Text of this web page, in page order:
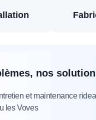
nos
et maintenance
les Voves